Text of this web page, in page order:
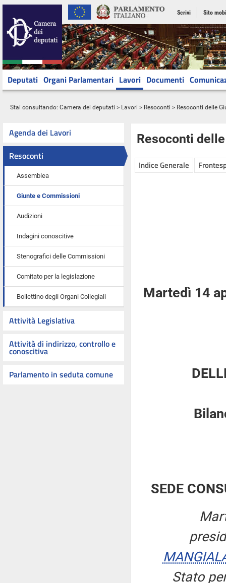
Scrivi Sito
Deputati Organi Parlamentari Lavori Documenti
Stai consultando: Camera dei deputati > Lavori > Resoconti > Resoconti delle
Agenda dei Lavori
Resoconti
Assemblea
Giunte e Commissioni
Audizioni
Indagini conoscitive
Stenografici delle Commissioni
Comitato per la legislazione
Bollettino degli Organi Collegiali
Attività Legislativa
Attività di indirizzo, controllo e
conoscitiva
Parlamento in seduta comune
Resoconti
Indice Generale
Martedì 14
SEDE
Stato